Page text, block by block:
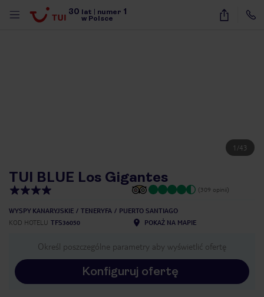
30 lat numer 1
w Polsce
1 /43
TUI BLUE Los Gigantes
(309 opinii)
WYSPY KANARYJSKIE TENERYFA
PUERTO SANTIAGO
KOD HOTELU TFS36050 POKAŻ NA MAPIE
Określ poszczególne parametry aby wyświetlić ofertę
Konfiguruj ofertę